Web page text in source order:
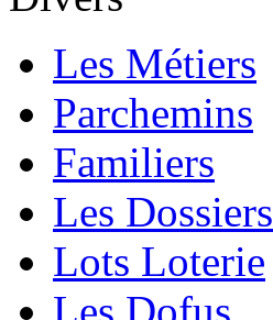
Les Métiers
Parchemins
Familiers
Les Dossiers
Lots Loterie
Les Dofus